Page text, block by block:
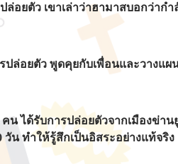
อยตัว เขาเล่าว่าฮามาสบอกว่าก
ล่อยตัว พูดคุยกับเพื่อนและวางแ
น ได้รับการปล่อยตัวจากเมืองข่า
วัน ทำให้รู้สึกเป็นอิสระอย่างแท้จ